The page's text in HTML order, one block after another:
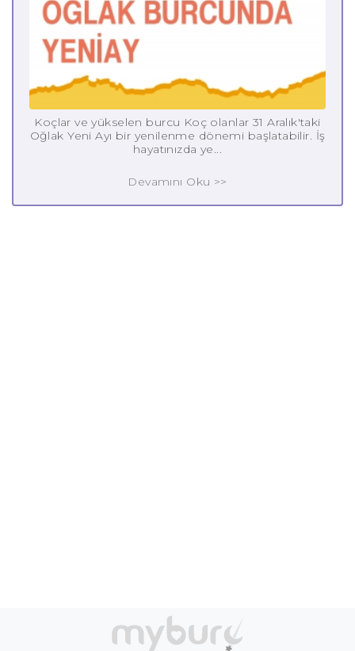
Koçlar ve yükselen burcu Koç olanlar 31 Aralık'taki
Oğlak Yeni Ayı bir yenilenme dönemi başlatabilir. İş
hayatınızda ye...
Devamını Oku >>